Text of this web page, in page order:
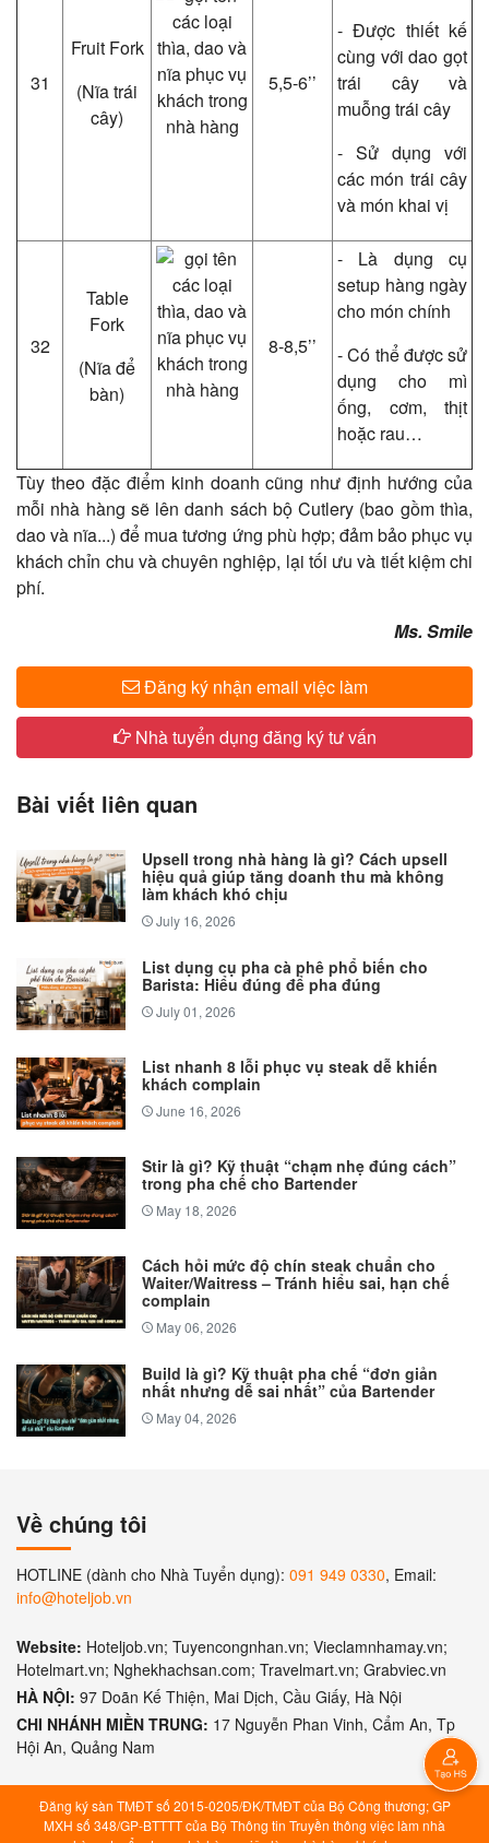
31
Fruit Fork
(Nĩa trái
cây)
5,5-6’’
- Được thiết kế
cùng với dao gọt
trái cây và
muỗng trái cây
- Sử dụng với
các món trái cây
và món khai vị
32
Table
Fork
(Nĩa để
bàn)
8-8,5’’
- Là dụng cụ
setup hàng ngày
cho món chính
- Có thể được sử
dụng cho mì
ống, cơm, thịt
hoặc rau…
Tùy theo đặc điểm kinh doanh cũng như định hướng của
mỗi nhà hàng sẽ lên danh sách bộ Cutlery (bao gồm thìa,
dao và nĩa...) để mua tương ứng phù hợp; đảm bảo phục vụ
khách chỉn chu và chuyên nghiệp, lại tối ưu và tiết kiệm chi
phí.
​Ms. Smile
Đăng ký nhận email việc làm
Nhà tuyển dụng đăng ký tư vấn
Bài viết liên quan
Upsell trong nhà hàng là gì? Cách upsell
hiệu quả giúp tăng doanh thu mà không
làm khách khó chịu
July 16, 2026
List dụng cụ pha cà phê phổ biến cho
Barista: Hiểu đúng để pha đúng
July 01, 2026
List nhanh 8 lỗi phục vụ steak dễ khiến
khách complain
June 16, 2026
Stir là gì? Kỹ thuật “chạm nhẹ đúng cách”
trong pha chế cho Bartender
May 18, 2026
Cách hỏi mức độ chín steak chuẩn cho
Waiter/Waitress – Tránh hiểu sai, hạn chế
complain
May 06, 2026
Build là gì? Kỹ thuật pha chế “đơn giản
nhất nhưng dễ sai nhất” của Bartender
May 04, 2026
Về chúng tôi
HOTLINE (dành cho Nhà Tuyển dụng): 091 949 0330, Email:
info@hoteljob.vn
Website: Hoteljob.vn; Tuyencongnhan.vn; Vieclamnhamay.vn;
Hotelmart.vn; Nghekhachsan.com; Travelmart.vn; Grabviec.vn
HÀ NỘI: 97 Doãn Kế Thiện, Mai Dịch, Cầu Giấy, Hà Nội
CHI NHÁNH MIỀN TRUNG: 17 Nguyễn Phan Vinh, Cẩm An, Tp
Hội An, Quảng Nam
Đăng ký sàn TMĐT số 2015-0205/ĐK/TMĐT của Bộ Công thương; GP
MXH số 348/GP-BTTTT của Bộ Thông tin Truyền thông việc làm nhà